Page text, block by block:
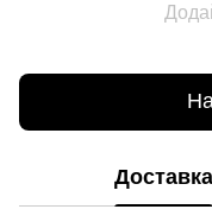
Доставка